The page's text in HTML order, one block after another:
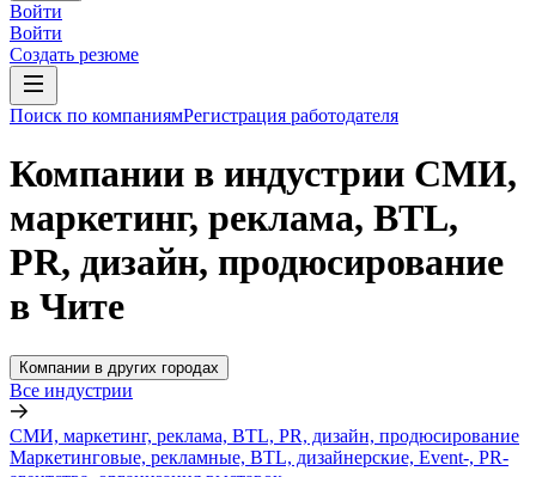
Войти
Войти
Создать резюме
Поиск по компаниямРегистрация работодателя
Компании в индустрии СМИ,
маркетинг, реклама, BTL,
PR, дизайн, продюсирование
в Чите
Компании в других городах
Все индустрии
СМИ, маркетинг, реклама, BTL, PR, дизайн, продюсирование
Маркетинговые, рекламные, BTL, дизайнерские, Event-, PR-